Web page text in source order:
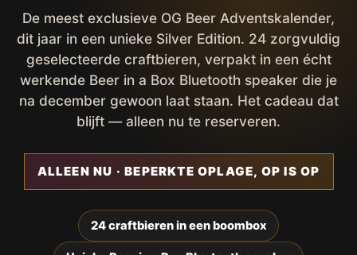
De meest exclusieve OG Beer Adventskalender,
dit jaar in een unieke Silver Edition. 24 zorgvuldig
geselecteerde craftbieren, verpakt in een écht
werkende Beer in a Box Bluetooth speaker die je
na december gewoon laat staan. Het cadeau dat
blijft — alleen nu te reserveren.
ALLEEN NU · BEPERKTE OPLAGE, OP IS OP
24 craftbieren in een boombox